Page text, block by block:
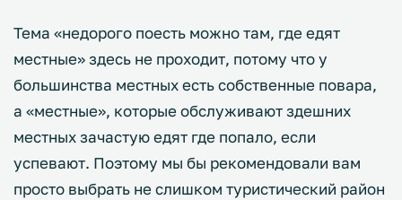
Тема «недорого поесть можно там, где едят
местные» здесь не проходит, потому что у
большинства местных есть собственные повара,
а «местные», которые обслуживают здешних
местных зачастую едят где попало, если
успевают. Поэтому мы бы рекомендовали вам
просто выбрать не слишком туристический район